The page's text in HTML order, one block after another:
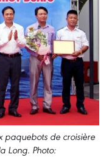
paquebots de croisière
Long. Photo: